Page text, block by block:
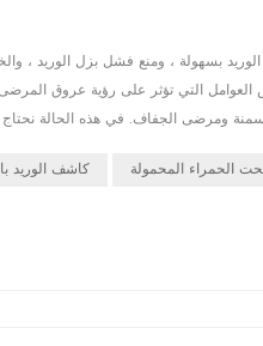
بسهولة ، ومنع فشل بزل الوريد ،
العوامل التي تؤثر على رؤية عروق
كاشف الوريد الحمراء المحمولة